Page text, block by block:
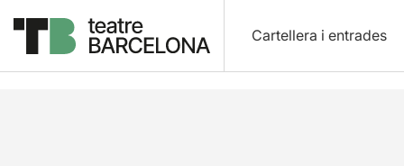
Cartellera i entrades